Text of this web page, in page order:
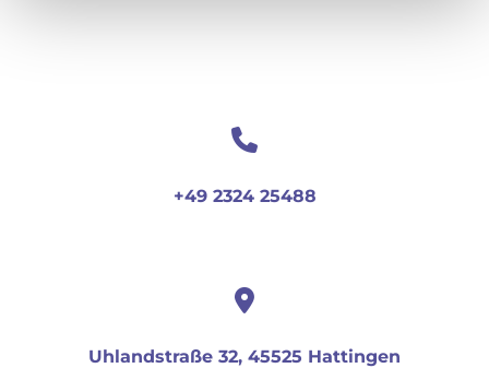
+49 2324 25488
Uhlandstraße 32, 45525 Hattingen